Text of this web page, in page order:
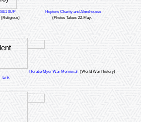
0UP
Hoptons Charity and Almshouses
(Religious)
(Photos Taken: 22-May-
Horatio Myer War Memorial
(World War History)
Link